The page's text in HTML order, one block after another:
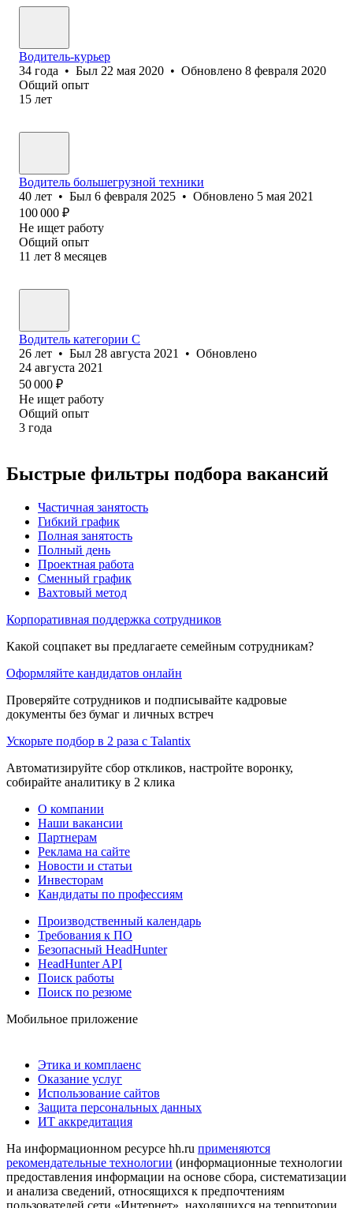
Водитель-курьер
34 года • Был 22 мая 2020 • Обновлено 8 февраля 2020
Общий опыт
15 лет
Водитель большегрузной техники
40 лет • Был 6 февраля 2025 • Обновлено 5 мая 2021
100 000 ₽
Не ищет работу
Общий опыт
11 лет 8 месяцев
Водитель категории С
26 лет • Был 28 августа 2021 • Обновлено
24 августа 2021
50 000 ₽
Не ищет работу
Общий опыт
3 года
Быстрые фильтры подбора вакансий
Частичная занятость
Гибкий график
Полная занятость
Полный день
Проектная работа
Сменный график
Вахтовый метод
Корпоративная поддержка сотрудников
Какой соцпакет вы предлагаете семейным сотрудникам?
Оформляйте кандидатов онлайн
Проверяйте сотрудников и подписывайте кадровые
документы без бумаг и личных встреч
Ускорьте подбор в 2 раза с Talantix
Автоматизируйте сбор откликов, настройте воронку,
собирайте аналитику в 2 клика
О компании
Наши вакансии
Партнерам
Реклама на сайте
Новости и статьи
Инвесторам
Кандидаты по профессиям
Производственный календарь
Требования к ПО
Безопасный HeadHunter
HeadHunter API
Поиск работы
Поиск по резюме
Мобильное приложение
Этика и комплаенс
Оказание услуг
Использование сайтов
Защита персональных данных
ИТ аккредитация
На информационном ресурсе hh.ru применяются
рекомендательные технологии (информационные технологии
предоставления информации на основе сбора, систематизации
и анализа сведений, относящихся к предпочтениям
пользователей сети «Интернет», находящихся на территории